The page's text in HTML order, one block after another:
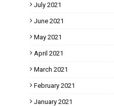
July 2021
June 2021
May 2021
April 2021
March 2021
February 2021
January 2021